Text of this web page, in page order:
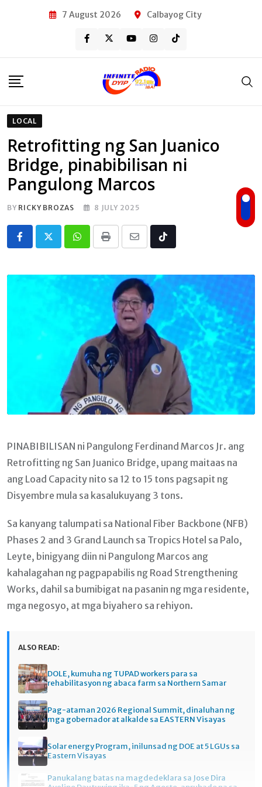
7 August 2026 Calbayog City
LOCAL
Retrofitting ng San Juanico
Bridge, pinabibilisan ni
Pangulong Marcos
BY RICKY BROZAS 8 JULY 2025
Whatsapp
Print
Share
Email
Tiktok
PINABIBILISAN ni Pangulong Ferdinand Marcos Jr. ang
Retrofitting ng San Juanico Bridge, upang maitaas na
ang Load Capacity nito sa 12 to 15 tons pagsapit ng
Disyembre mula sa kasalukuyang 3 tons.
Sa kanyang talumpati sa National Fiber Backbone (NFB)
Phases 2 and 3 Grand Launch sa Tropics Hotel sa Palo,
Leyte, binigyang diin ni Pangulong Marcos ang
kahalagahan ng pagpapabilis ng Road Strengthening
Works, dahil sa bumibigat na pasanin ng mga residente,
mga negosyo, at mga biyahero sa rehiyon.
ALSO READ:
DOLE, kumuha ng TUPAD workers para sa
rehabilitasyon ng abaca farm sa Northern Samar
Pag-ataman 2026 Regional Summit, dinaluhan ng
mga gobernador at alkalde sa EASTERN Visayas
Solar energy Program, inilunsad ng DOE at 5 LGUs sa
Eastern Visayas
Panukalang batas na magdedeklara sa Jose Dira